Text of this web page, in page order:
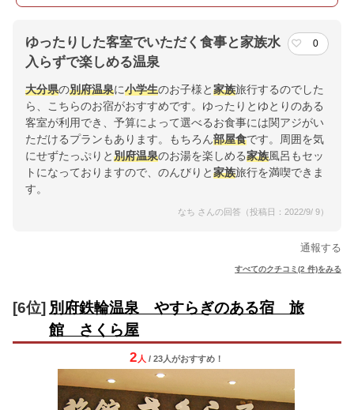
ゆったりした客室でいただく食事と家族水
入らずで楽しめる温泉
0
大分県の別府温泉に小学生のお子様と家族旅行するのでした
ら、こちらのお宿がおすすめです。ゆったりとゆとりのある
客室が利用でき、予算によって選べるお食事には関アジがい
ただけるプランもあります。もちろん部屋食です。周囲を気
にせずたっぷりと別府温泉のお湯を楽しめる家族風呂もセッ
トになっておりますので、のんびりと家族旅行を満喫できま
す。
なち さんの回答（投稿日：2022/9/ 9）
通報する
すべてのクチコミ(2 件)をみる
[6位] 別府鉄輪温泉 やすらぎのある宿 旅
館 さくら屋
2 人 / 23人がおすすめ！